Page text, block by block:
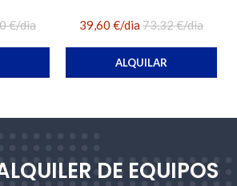
€/dia 39,60 €/dia73,32 €/dia
ALQUILAR
DE EQUIPOS